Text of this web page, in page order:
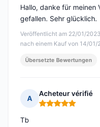
Veröffentlicht am 22/01/
nach einem Kauf von 14/01/
Hallo, danke für meinen
gefallen. Sehr glücklich.
Übersetzte Bewertungen
A
Acheteur vérifié
Hinweis: 5 von 5
Tb